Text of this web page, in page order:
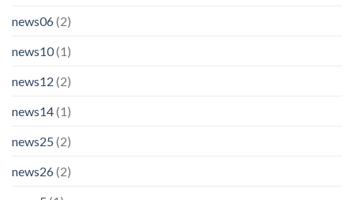
news06(2)
news10(1)
news12 (2)
news14(1)
news25 (2)
news26(2)